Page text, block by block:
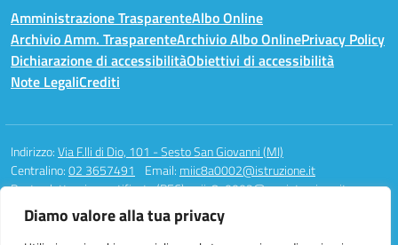
Diamo valore alla tua privacy
Amministrazione TrasparenteAlbo Online
Archivio Amm. TrasparenteArchivio Albo OnlinePrivacy Policy
Dichiarazione di accessibilitàObiettivi di accessibilità
Note LegaliCrediti
Indirizzo:Via F.lli di Dio, 101 - Sesto San Giovanni (MI)
Centralino:02 3657491 Email: miic8a0002@istruzione.it
Posta elettronica certificata (PEC):miic8a0002@pec.istruzione.it
Codice fiscale: 94581340158
Codice meccanografico:
MIIC8A0002